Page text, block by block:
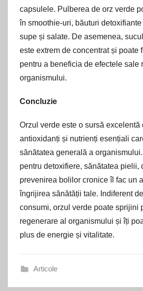
capsulele. Pulberea de orz verde
în smoothie-uri, băuturi
supe și salate. De asemenea,
este extrem de concentrat și poate
pentru a beneficia de efectele sale
organismului.
Concluzie
Orzul verde este o sursă excelentă
antioxidanți și nutrienți esențiali
sănătatea generală a
pentru detoxifiere, sănătatea pielii,
prevenirea bolilor cronice îl fac un
îngrijirea sănătății tale. Indiferent
consumi, orzul verde poate sprijini
regenerare al organismului și îți
plus de energie și vitalitate.
Articole